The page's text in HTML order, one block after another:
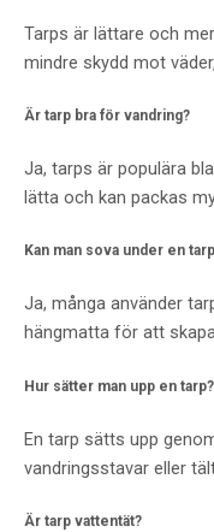
Tarps är lättare och
mindre skydd mot
Är tarp bra för vandring?
Ja, tarps är populära
lätta och kan packas
Kan man sova under en
Ja, många använder
hängmatta för att
Hur sätter man upp en tarp?
En tarp sätts upp
vandringsstavar eller
Är tarp vattentät?